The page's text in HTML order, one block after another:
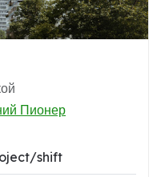
Пионер
shift